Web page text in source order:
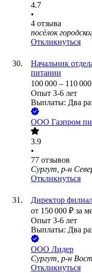
4.7
•
4 отзыва
посёлок
Откликнуться
Начальник
питании
100 000 – 110 000
Опыт 3-6 лет
Выплаты: Два
ООО Газпром
3.9
•
77 отзывов
Сургут, р-н
Откликнуться
Директор
от 150 000 ₽ за
Опыт 3-6 лет
Выплаты: Два
ООО Лидер
Сургут, р-н
Откликнуться